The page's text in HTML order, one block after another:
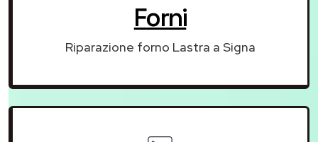
Forni
Riparazione forno Lastra a Signa